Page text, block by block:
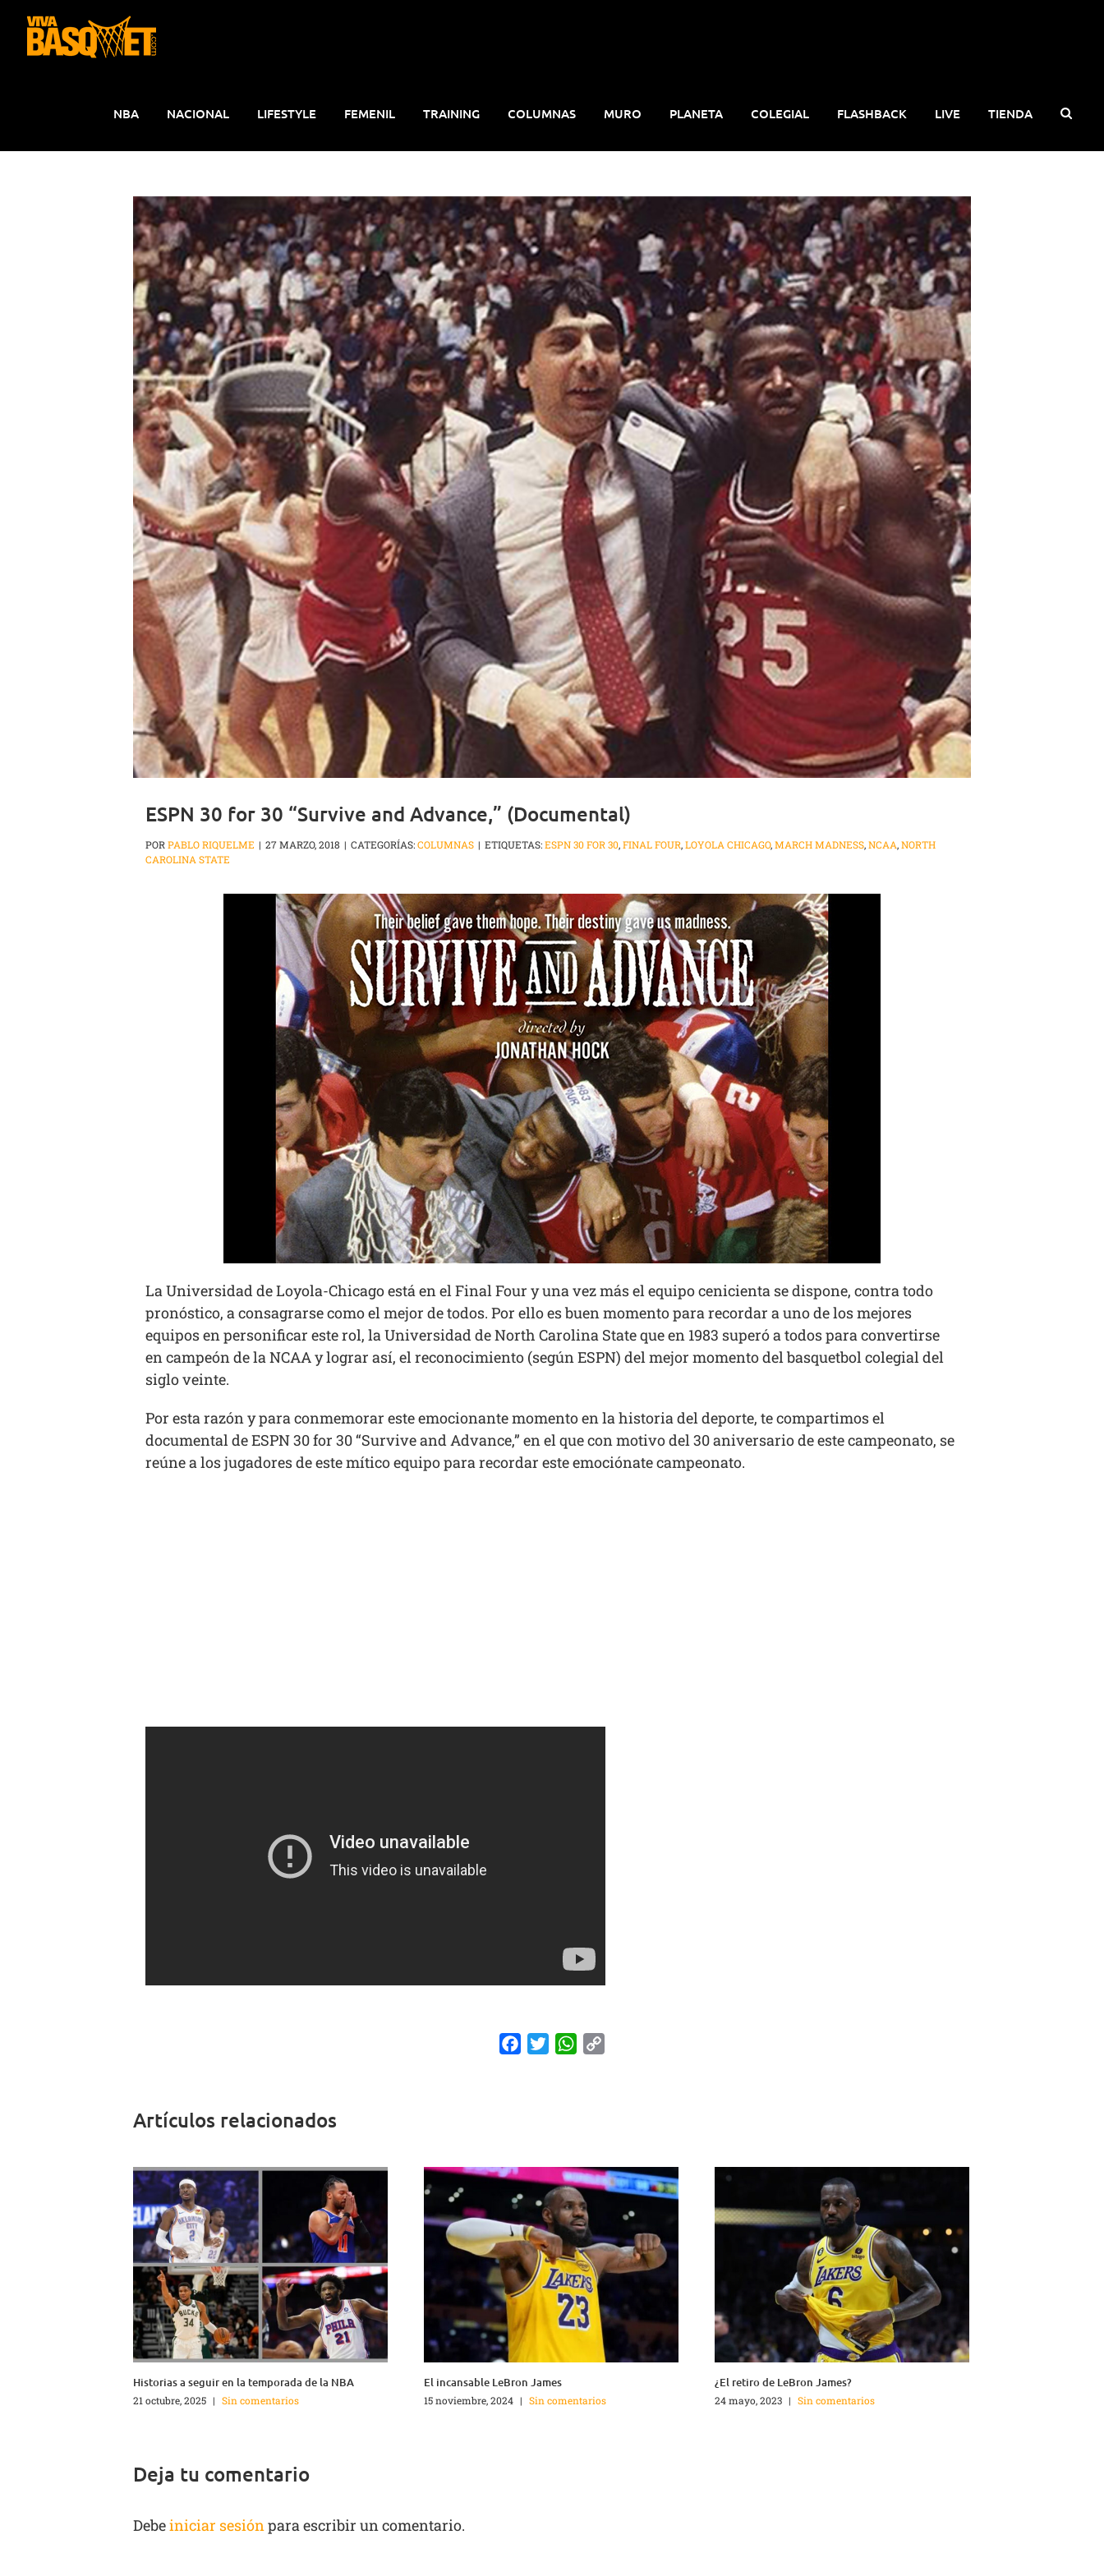
contenido
NBA NACIONAL LIFESTYLE FEMENIL TRAINING COLUMNAS MURO PLANETA COLEGIAL FLASHBACK LIVE TIENDA
ESPN 30 for 30 “Survive and Advance,” (Documental)
PORPABLO RIQUELME | 27 MARZO, 2018 | CATEGORÍAS:COLUMNAS | ETIQUETAS:ESPN 30 FOR 30,FINAL FOUR,LOYOLA CHICAGO,MARCH MADNESS,NCAA,NORTH
CAROLINA STATE
La Universidad de Loyola-Chicago está en el Final Four y una vez más el equipo cenicienta se dispone, contra todo
pronóstico, a consagrarse como el mejor de todos. Por ello es buen momento para recordar a uno de los mejores
equipos en personificar este rol, la Universidad de North Carolina State que en 1983 superó a todos para convertirse
en campeón de la NCAA y lograr así, el reconocimiento (según ESPN) del mejor momento del basquetbol colegial del
siglo veinte.
Por esta razón y para conmemorar este emocionante momento en la historia del deporte, te compartimos el
documental de ESPN 30 for 30 “Survive and Advance,” en el que con motivo del 30 aniversario de este campeonato, se
reúne a los jugadores de este mítico equipo para recordar este emociónate campeonato.
FacebookTwitterWhatsApp
Artículos relacionados
Historias a seguir en la temporada de la NBA
21 octubre, 2025 | Sin comentarios
El incansable LeBron James
15 noviembre, 2024 | Sin comentarios
¿El retiro de LeBron James?
24 mayo, 2023 | Sin comentarios
Deja tu comentario
Debeiniciar sesión para escribir un comentario.